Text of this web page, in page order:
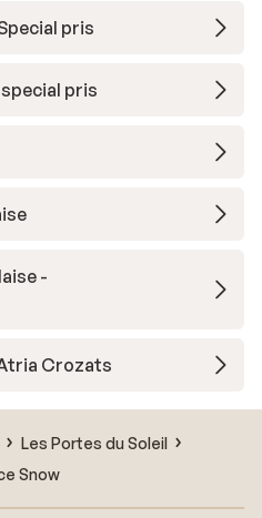
pris
special pris
-
Crozats
Les Portes du Soleil
Snow